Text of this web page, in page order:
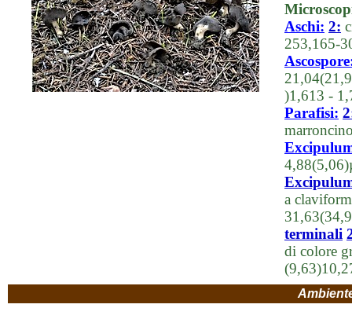
Aschi: 2:
253,165-
)1,613 -
Parafisi:
a
terminali
di colore